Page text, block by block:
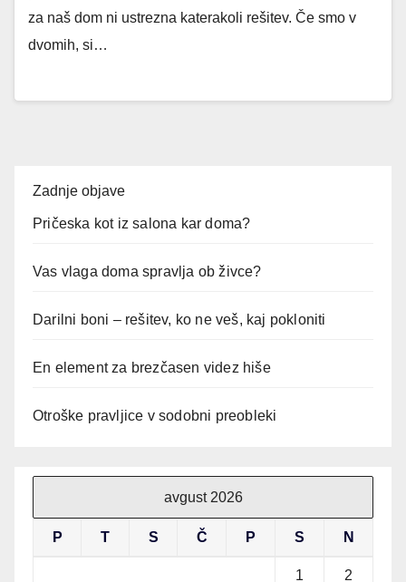
za naš dom ni ustrezna katerakoli rešitev. Če smo v
dvomih, si…
Zadnje objave
Pričeska kot iz salona kar doma?
Vas vlaga doma spravlja ob živce?
Darilni boni – rešitev, ko ne veš, kaj pokloniti
En element za brezčasen videz hiše
Otroške pravljice v sodobni preobleki
avgust 2026
P T S Č P S N
1 2